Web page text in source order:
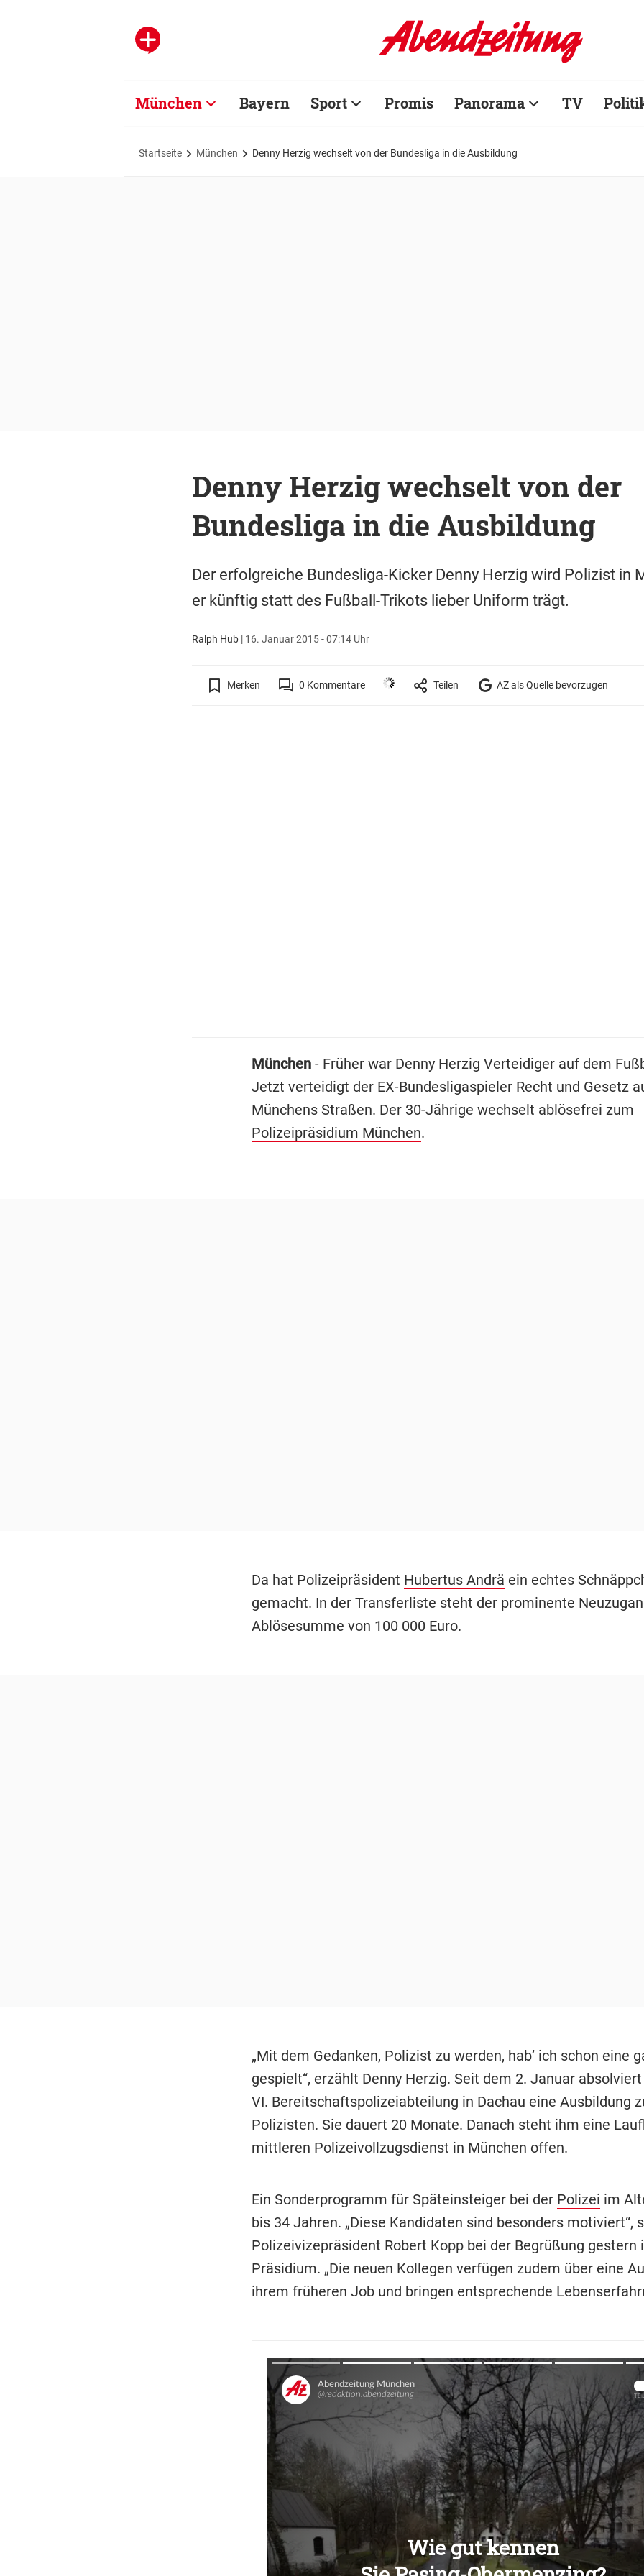
München Bayern Sport Promis Panorama TV
Startseite München Denny Herzig wechselt von der Bundesliga in die Ausbildung
Denny Herzig wechselt von der
Bundesliga in die Ausbildung
Der erfolgreiche Bundesliga-Kicker Denny Herzig wird Polizist in
er künftig statt des Fußball-Trikots lieber Uniform trägt.
Ralph Hub| 16. Januar 2015 - 07:14 Uhr
Merken 0 Kommentare Teilen AZ als Quelle bevorzugen
München- Früher war Denny Herzig Verteidiger auf dem
Jetzt verteidigt der EX-Bundesligaspieler Recht und Gesetz
Münchens Straßen. Der 30-Jährige wechselt ablösefrei zum
Polizeipräsidium München.
Da hat Polizeipräsident Hubertus Andrä ein echtes
gemacht. In der Transferliste steht der prominente
Ablösesumme von 100 000 Euro.
„Mit dem Gedanken, Polizist zu werden, hab’ ich schon eine
gespielt“, erzählt Denny Herzig. Seit dem 2. Januar
VI. Bereitschaftspolizeiabteilung in Dachau eine Ausbildung
Polizisten. Sie dauert 20 Monate. Danach steht ihm eine
mittleren Polizeivollzugsdienst in München offen.
Ein Sonderprogramm für Späteinsteiger bei der Polizei im
bis 34 Jahren. „Diese Kandidaten sind besonders motiviert“,
Polizeivizepräsident Robert Kopp bei der Begrüßung gestern
Präsidium. „Die neuen Kollegen verfügen zudem über eine
ihrem früheren Job und bringen entsprechende